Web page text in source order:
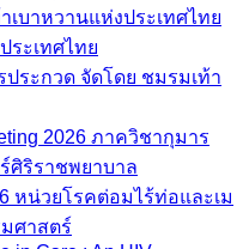
บาหวานแห่งประเทศไทย
ระเทศไทย
ระกวด จัดโดย ชมรมเท้า
2026 ภาควิชากุมาร
ศิริราชพยาบาล
หน่วยโรคต่อมไร้ท่อและเม
ศาสตร์